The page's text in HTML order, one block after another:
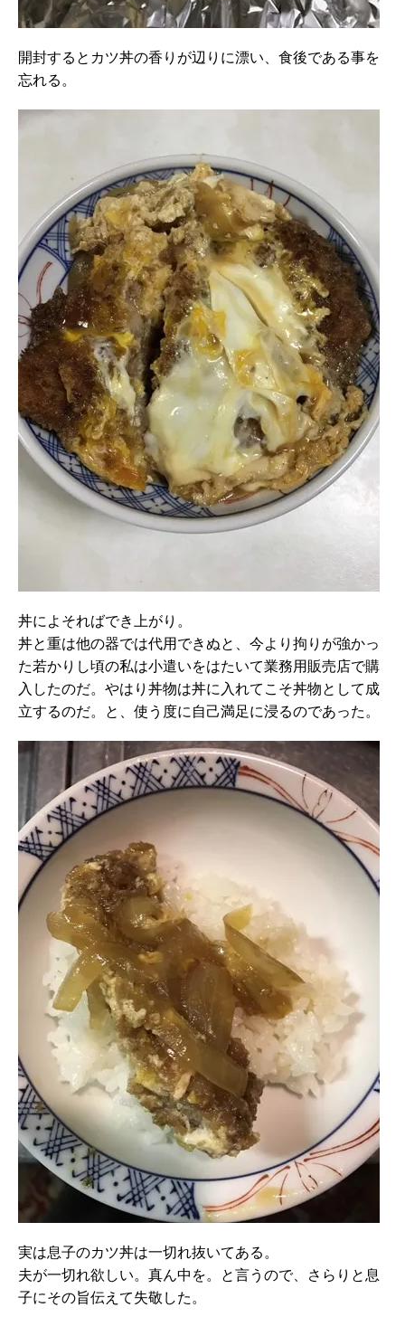
開封するとカツ丼の香りが辺りに漂い、食後である事を
忘れる。
丼によそればでき上がり。
丼と重は他の器では代用できぬと、今より拘りが強かっ
た若かりし頃の私は小遣いをはたいて業務用販売店で購
入したのだ。やはり丼物は丼に入れてこそ丼物として成
立するのだ。と、使う度に自己満足に浸るのであった。
実は息子のカツ丼は一切れ抜いてある。
夫が一切れ欲しい。真ん中を。と言うので、さらりと息
子にその旨伝えて失敬した。